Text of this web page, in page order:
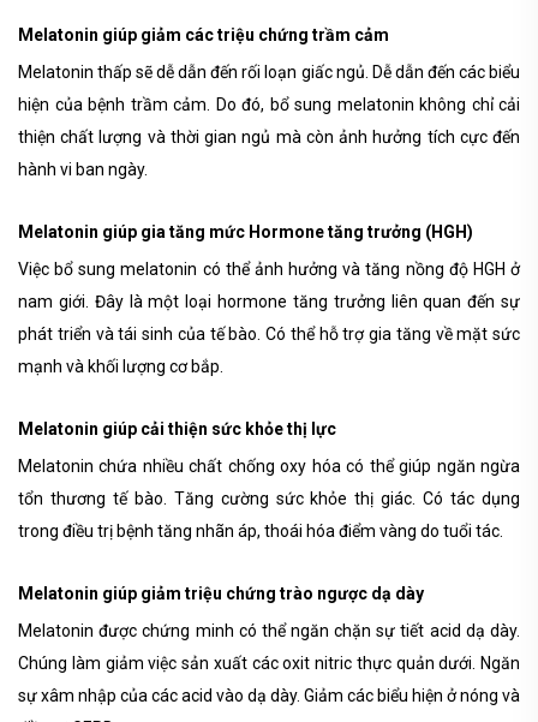
Melatonin giúp giảm các triệu chứng trầm cảm
Melatonin thấp sẽ dễ dẫn đến rối loạn giấc ngủ. Dễ dẫn đến các biểu
hiện của bệnh trầm cảm. Do đó, bổ sung melatonin không chỉ cải
thiện chất lượng và thời gian ngủ mà còn ảnh hưởng tích cực đến
hành vi ban ngày.
Melatonin giúp gia tăng mức Hormone tăng trưởng (HGH)
Việc bổ sung melatonin có thể ảnh hưởng và tăng nồng độ HGH ở
nam giới. Đây là một loại hormone tăng trưởng liên quan đến sự
phát triển và tái sinh của tế bào. Có thể hỗ trợ gia tăng về mặt sức
mạnh và khối lượng cơ bắp.
Melatonin giúp cải thiện sức khỏe thị lực
Melatonin chứa nhiều chất chống oxy hóa có thể giúp ngăn ngừa
tổn thương tế bào. Tăng cường sức khỏe thị giác. Có tác dụng
trong điều trị bệnh tăng nhãn áp, thoái hóa điểm vàng do tuổi tác.
Melatonin giúp giảm triệu chứng trào ngược dạ dày
Melatonin được chứng minh có thể ngăn chặn sự tiết acid dạ dày.
Chúng làm giảm việc sản xuất các oxit nitric thực quản dưới. Ngăn
sự xâm nhập của các acid vào dạ dày. Giảm các biểu hiện ở nóng và